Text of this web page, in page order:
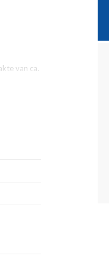
van ca.
toiletgroep.